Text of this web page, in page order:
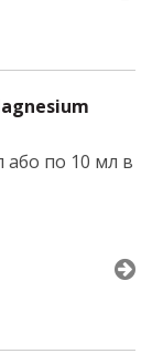
або по 10 мл в